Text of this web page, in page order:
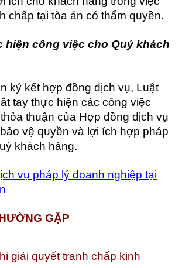
chấp tại tòa án có thẩm quyền.
hiện công việc cho Quý khách
ký kết hợp đồng dịch vụ, Luật
tay thực hiện các công việc
thuận của Hợp đồng dịch vụ
vệ quyền và lợi ích hợp pháp
khách hàng.
vụ pháp lý doanh nghiệp tại
GẶP
giải quyết tranh chấp kinh